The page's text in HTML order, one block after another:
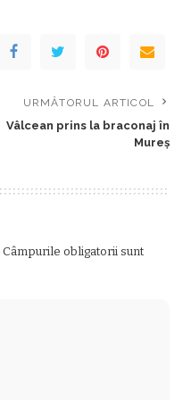
URMĂTORUL ARTICOL
Vâlcean prins la braconaj în
Mureş
Câmpurile obligatorii sunt